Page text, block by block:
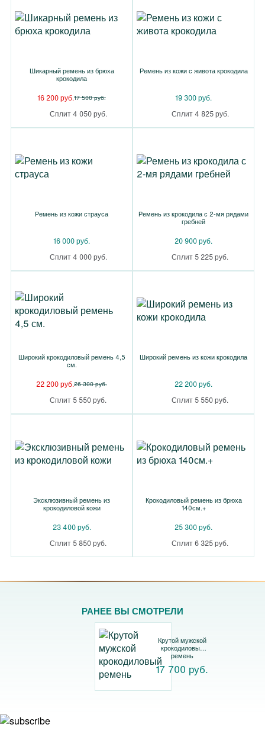
Шикарный ремень из брюха
крокодила
16 200 руб.17 500 руб.
Сплит 4 050 руб.
Ремень из кожи с живота крокодила
19 300 руб.
Сплит 4 825 руб.
Ремень из кожи страуса
16 000 руб.
Сплит 4 000 руб.
Ремень из крокодила с 2-мя рядами
гребней
20 900 руб.
Сплит 5 225 руб.
Широкий крокодиловый ремень 4,5
см.
22 200 руб.26 300 руб.
Сплит 5 550 руб.
Широкий ремень из кожи крокодила
22 200 руб.
Сплит 5 550 руб.
Эксклюзивный ремень из
крокодиловой кожи
23 400 руб.
Сплит 5 850 руб.
Крокодиловый ремень из брюха
140см.+
25 300 руб.
Сплит 6 325 руб.
РАНЕЕ ВЫ СМОТРЕЛИ
Крутой мужской
крокодиловый
ремень
17 700 руб.